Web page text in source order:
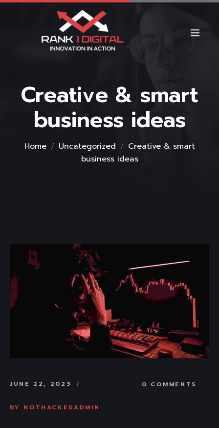
Creative & smart
business ideas
Home Uncategorized
Creative & smart
business ideas
JUNE 22, 2023 0 COMMENTS
BY NOTHACKEDADMIN